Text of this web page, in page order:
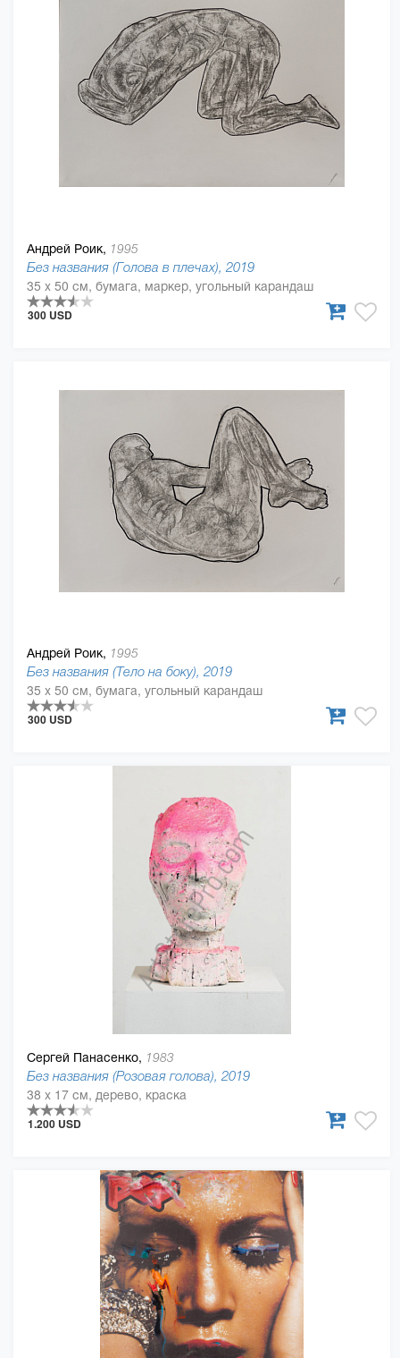
Андрей Роик, 1995
Без названия (Голова в плечах), 2019
35 x 50 см, бумага, маркер, угольный карандаш
300 USD
Андрей Роик, 1995
Без названия (Тело на боку), 2019
35 x 50 см, бумага, угольный карандаш
300 USD
Сергей Панасенко, 1983
Без названия (Розовая голова), 2019
38 x 17 см, дерево, краска
1.200 USD